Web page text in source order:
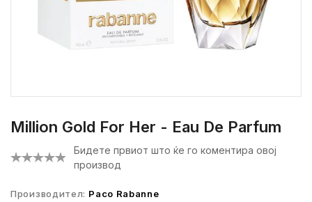
Million Gold For Her - Eau De Parfum
Бидете првиот што ќе го коментира овој
производ
Производител: Paco Rabanne